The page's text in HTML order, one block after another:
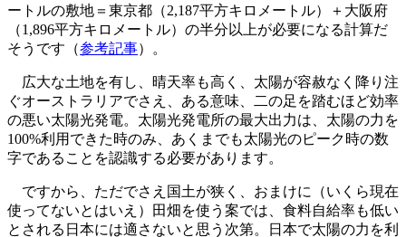
ートルの敷地＝東京都（2,187平方キロメートル）＋大阪府
（1,896平方キロメートル）の半分以上が必要になる計算だ
そうです（参考記事）。
広大な土地を有し、晴天率も高く、太陽が容赦なく降り注
ぐオーストラリアでさえ、ある意味、二の足を踏むほど効率
の悪い太陽光発電。太陽光発電所の最大出力は、太陽の力を
100%利用できた時のみ、あくまでも太陽光のピーク時の数
字であることを認識する必要があります。
ですから、ただでさえ国土が狭く、おまけに（いくら現在
使ってないとはいえ）田畑を使う案では、食料自給率も低い
とされる日本には適さないと思う次第。日本で太陽の力を利